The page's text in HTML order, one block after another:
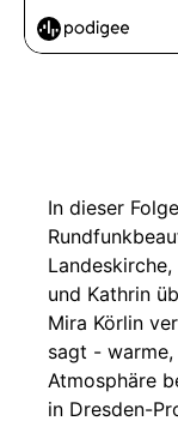
In dieser
und Kathrin
Mira Körlin
sagt -
Atmosphäre
in Dresden-